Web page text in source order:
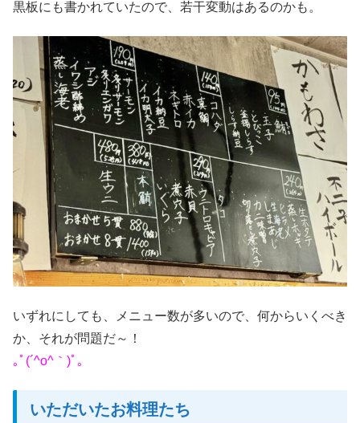
黒板にも書かれていたので、若干変動はあるのかも。
いずれにしても、メニュー数が多いので、何からいくべき
か、それが問題だ～！
｡ﾟ(´^o^｀)ﾟ｡
いただいたお料理たち